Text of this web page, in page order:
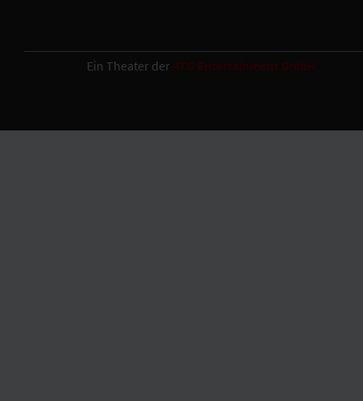
Ein Theater der ATG Entertainment GmbH